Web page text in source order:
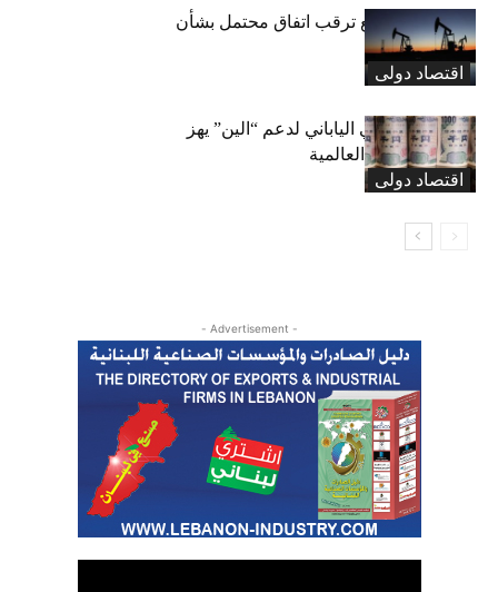
اقتصاد دولی
النفط يتراجع مع ترقب اتفاق محتمل بشأن
مضيق هرمز
اقتصاد دولی
التدخل الأميركي الياباني لدعم “الين” يهز
أسواق العملات العالمية
- Advertisement -